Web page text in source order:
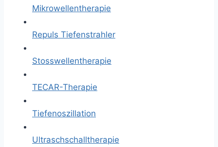
Mikrowellentherapie
Repuls Tiefenstrahler
Stosswellentherapie
TECAR-Therapie
Tiefenoszillation
Ultraschschalltherapie